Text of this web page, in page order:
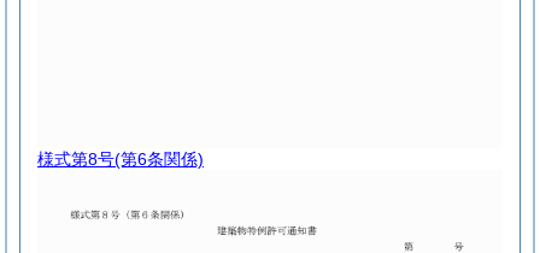
様式第8号(第6条関係)